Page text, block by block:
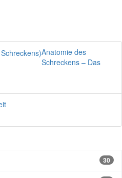
Anatomie des
Schreckens – Das
30